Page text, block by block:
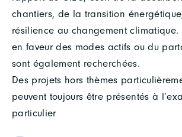
chantiers, de la transition
résilience au changement climatique.
en faveur des modes actifs ou du
sont également recherchées.
Des projets hors thèmes
peuvent toujours être présentés à
particulier